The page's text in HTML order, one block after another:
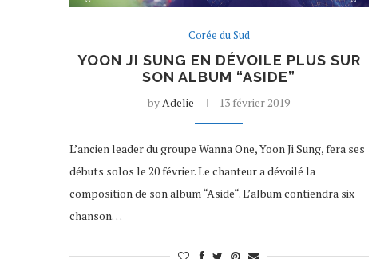
Corée du Sud
YOON JI SUNG EN DÉVOILE PLUS SUR
SON ALBUM “ASIDE”
by Adelie 13 février 2019
L’ancien leader du groupe Wanna One, Yoon Ji Sung, fera ses
débuts solos le 20 février. Le chanteur a dévoilé la
composition de son album “Aside“. L’album contiendra six
chanson…